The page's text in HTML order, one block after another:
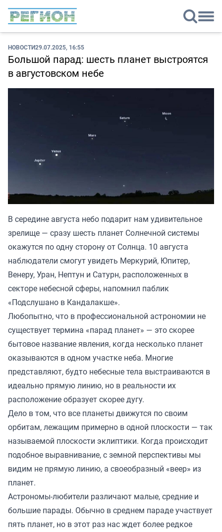
НОВОСТИ29.07.2025, 16:55
Большой парад: шесть планет выстроятся
в августовском небе
В середине августа небо подарит нам удивительное
зрелище — сразу шесть планет Солнечной системы
окажутся по одну сторону от Солнца. 10 августа
наблюдатели смогут увидеть Меркурий, Юпитер,
Венеру, Уран, Нептун и Сатурн, расположенных в
секторе небесной сферы, напомнил паблик
«Подслушано в Кандалакше».
Любопытно, что в профессиональной астрономии не
существует термина «парад планет» — это скорее
бытовое название явления, когда несколько планет
оказываются в одном участке неба. Многие
представляют, будто небесные тела выстраиваются в
идеально прямую линию, но в реальности их
расположение образует скорее дугу.
Дело в том, что все планеты движутся по своим
орбитам, лежащим примерно в одной плоскости — так
называемой плоскости эклиптики. Когда происходит
подобное выравнивание, с земной перспективы мы
видим не прямую линию, а своеобразный «веер» из
планет.
Астрономы-любители различают малые, средние и
большие парады. Обычно в среднем параде участвует
пять планет, но в этот раз нас ждет более редкое